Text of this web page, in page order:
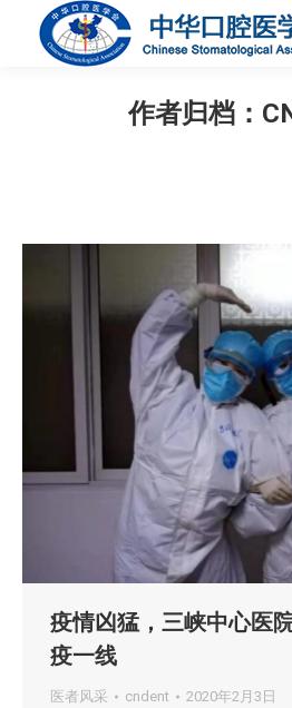
作者归档：
疫情凶猛，三峡中心医
疫一线
医者风采 cndent 2020年2月3日